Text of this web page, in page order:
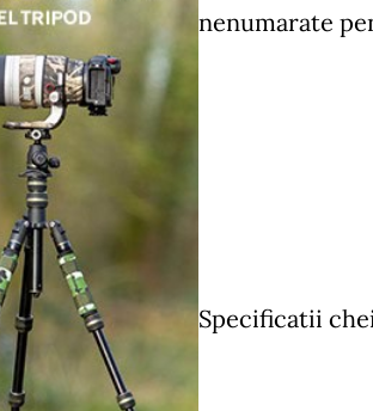
nenumarate
Specificatii